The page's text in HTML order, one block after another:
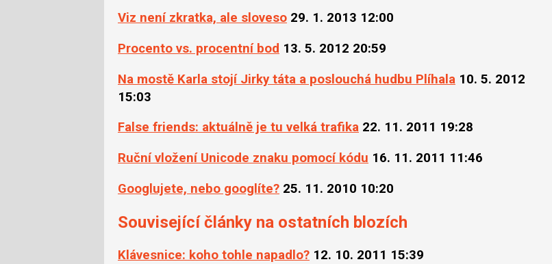
Viz není zkratka, ale sloveso 29. 1. 2013 12:00
Procento vs. procentní bod 13. 5. 2012 20:59
Na mostě Karla stojí Jirky táta a poslouchá hudbu Plíhala 10. 5. 2012
15:03
False friends: aktuálně je tu velká trafika 22. 11. 2011 19:28
Ruční vložení Unicode znaku pomocí kódu 16. 11. 2011 11:46
Googlujete, nebo googlíte? 25. 11. 2010 10:20
Související články na ostatních blozích
Klávesnice: koho tohle napadlo? 12. 10. 2011 15:39